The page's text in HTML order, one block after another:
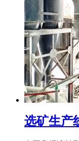
选矿生产